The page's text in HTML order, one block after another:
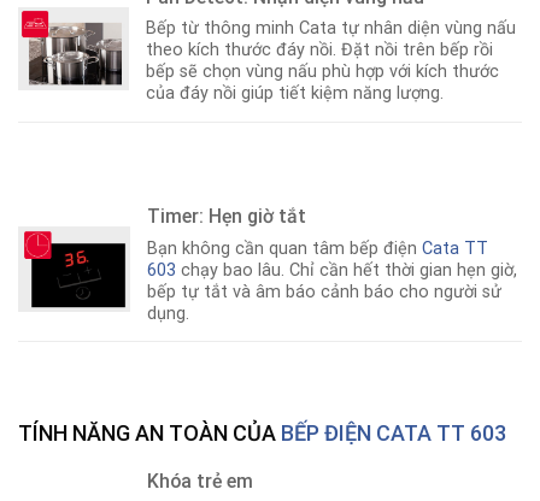
Bếp từ thông minh Cata tự nhân diện vùng nấu
theo kích thước đáy nồi. Đặt nồi trên bếp rồi
bếp sẽ chọn vùng nấu phù hợp với kích thước
của đáy nồi giúp tiết kiệm năng lượng.
Timer: Hẹn giờ tắt
Bạn không cần quan tâm bếp điệnCata TT
603 chạy bao lâu. Chỉ cần hết thời gian hẹn giờ,
bếp tự tắt và âm báo cảnh báo cho người sử
dụng.
TÍNH NĂNG AN TOÀN CỦA BẾP ĐIỆN CATA TT 603
Khóa trẻ em